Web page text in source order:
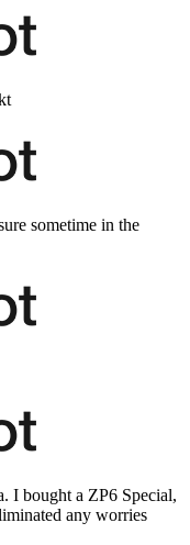
sometime in the
I bought a ZP6 Special,
any worries